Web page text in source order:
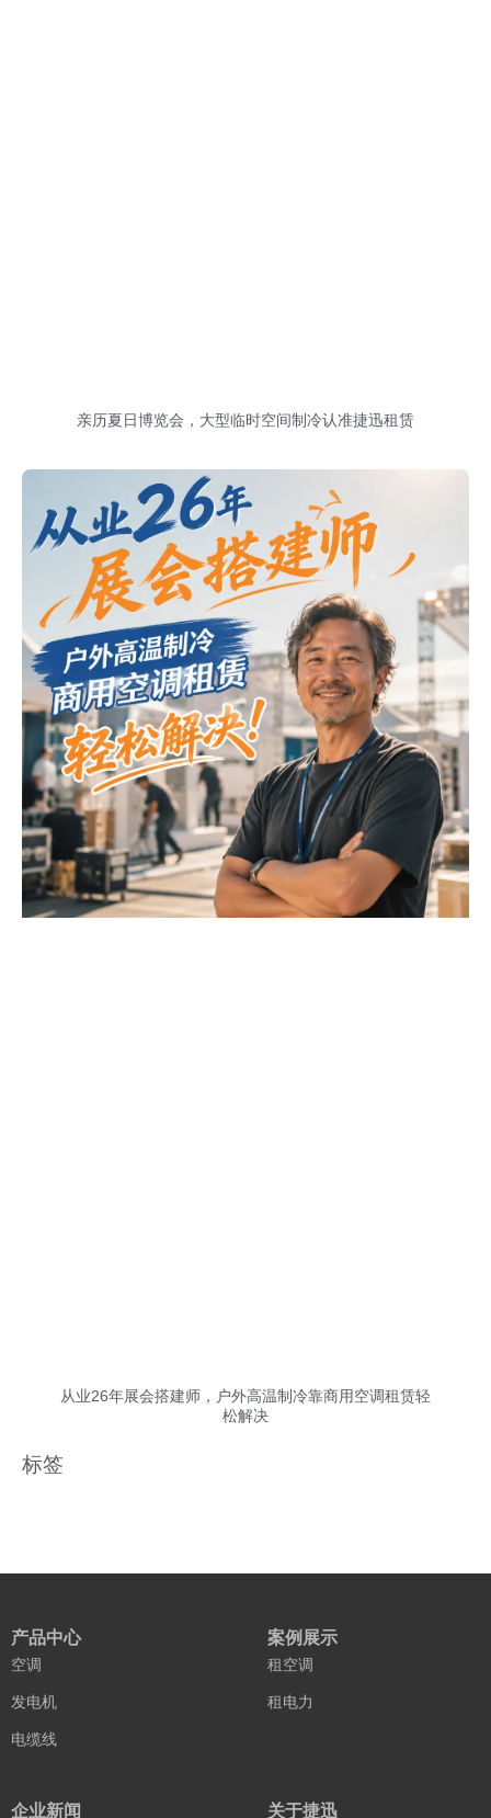
亲历夏日博览会，大型临时空间制冷认准捷迅租赁
从业26年展会搭建师，户外高温制冷靠商用空调租赁轻
松解决
标签
产品中心
空调
发电机
电缆线
案例展示
租空调
租电力
企业新闻 关于捷迅